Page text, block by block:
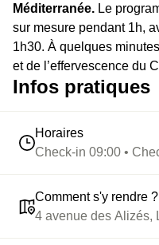
Méditerranée. Le
sur mesure pendant 1h,
1h30. À quelques
et de l’effervescence du
Infos pratiques
Horaires
Check-in 09:00 •
Comment s'y rendre ?
4 avenue des Alizés,